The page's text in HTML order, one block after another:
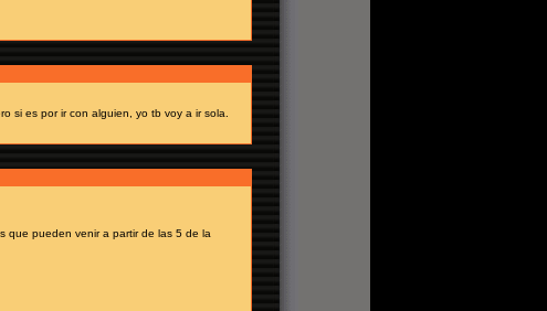
si es por ir con alguien, yo tb voy a ir sola.
que pueden venir a partir de las 5 de la